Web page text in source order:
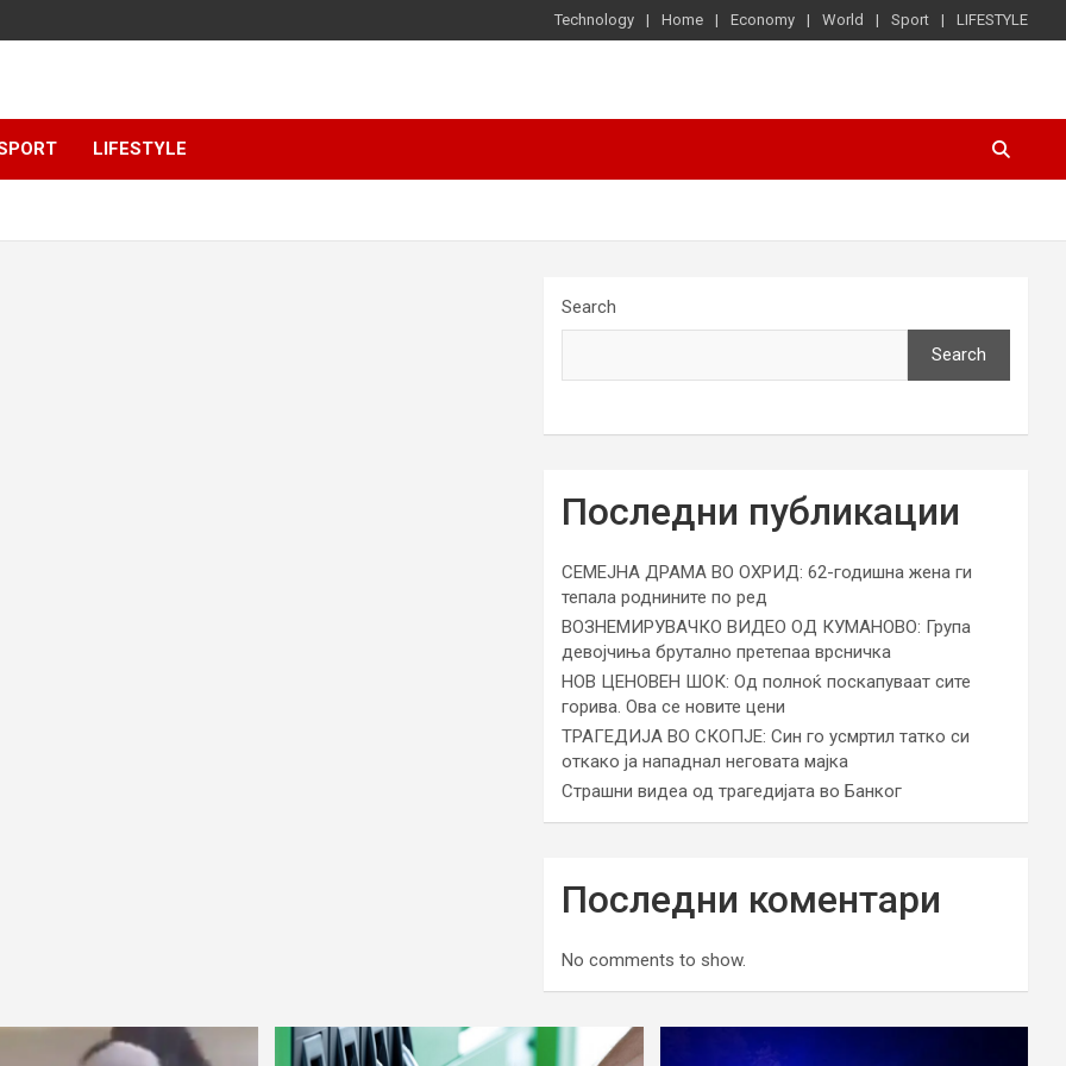
Technology Home Economy World Sport LIFESTYLE
LIFESTYLE
Search
Search
Последни публикации
СЕМЕЈНА ДРАМА ВО ОХРИД: 62-годишна жена ги
тепала роднините по ред
ВОЗНЕМИРУВАЧКО ВИДЕО ОД КУМАНОВО: Група
девојчиња брутално претепаа врсничка
НОВ ЦЕНОВЕН ШОК: Од полноќ поскапуваат сите
горива. Ова се новите цени
ТРАГЕДИЈА ВО СКОПЈЕ: Син го усмртил татко си
откако ја нападнал неговата мајка
Страшни видеа од трагедијата во Банког
Последни коментари
No comments to show.